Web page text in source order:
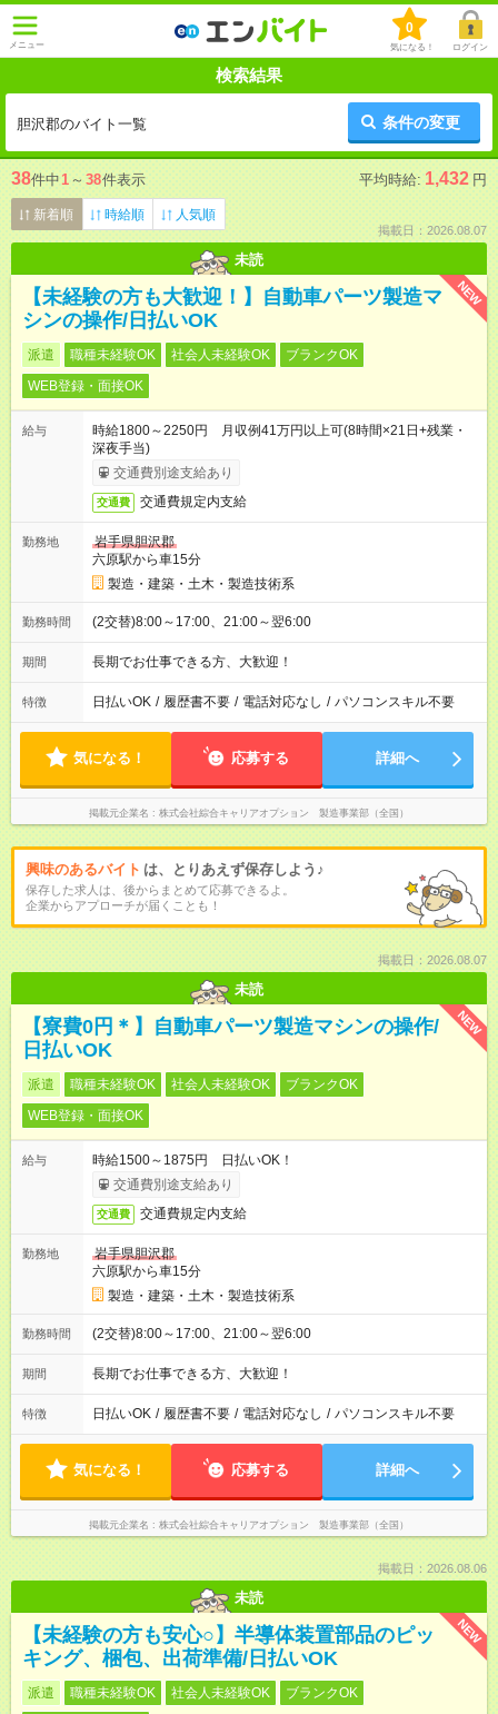
メニュー
0
気になる！ ログイン
検索結果
胆沢郡のバイト一覧 条件の変更
38件中1 ～ 38件表示 平均時給: 1,432 円
新着順 時給順 人気順
掲載日：2026.08.07
未読
NEW
【未経験の方も大歓迎！】自動車パーツ製造マ
シンの操作/日払いOK
派遣 職種未経験OK 社会人未経験OK
ブランクOK
WEB登録・面接OK
給与
時給1800～2250円 月収例41万円以上可(8時間×21日+残業・
深夜手当)
交通費別途支給あり
交通費 交通費規定内支給
勤務地
岩手県胆沢郡
六原駅から車15分
製造・建築・土木・製造技術系
勤務時間 (2交替)8:00～17:00、21:00～翌6:00
期間 長期でお仕事できる方、大歓迎！
特徴 日払いOK / 履歴書不要 / 電話対応なし / パソコンスキル不要
気になる！ 応募する 詳細へ
掲載元企業名 株式会社綜合キャリアオプション 製造事業部（全国）
興味のあるバイト は、とりあえず保存しよう♪
保存した求人は、後からまとめて応募できるよ。
企業からアプローチが届くことも！
掲載日：2026.08.07
未読
NEW
【寮費0円＊】自動車パーツ製造マシンの操作/
日払いOK
派遣 職種未経験OK 社会人未経験OK
ブランクOK
WEB登録・面接OK
給与
時給1500～1875円 日払いOK！
交通費別途支給あり
交通費 交通費規定内支給
勤務地
岩手県胆沢郡
六原駅から車15分
製造・建築・土木・製造技術系
勤務時間 (2交替)8:00～17:00、21:00～翌6:00
期間 長期でお仕事できる方、大歓迎！
特徴 日払いOK / 履歴書不要 / 電話対応なし / パソコンスキル不要
気になる！ 応募する 詳細へ
掲載元企業名 株式会社綜合キャリアオプション 製造事業部（全国）
掲載日：2026.08.06
未読
NEW
【未経験の方も安心○】半導体装置部品のピッ
キング、梱包、出荷準備/日払いOK
派遣 職種未経験OK 社会人未経験OK
ブランクOK